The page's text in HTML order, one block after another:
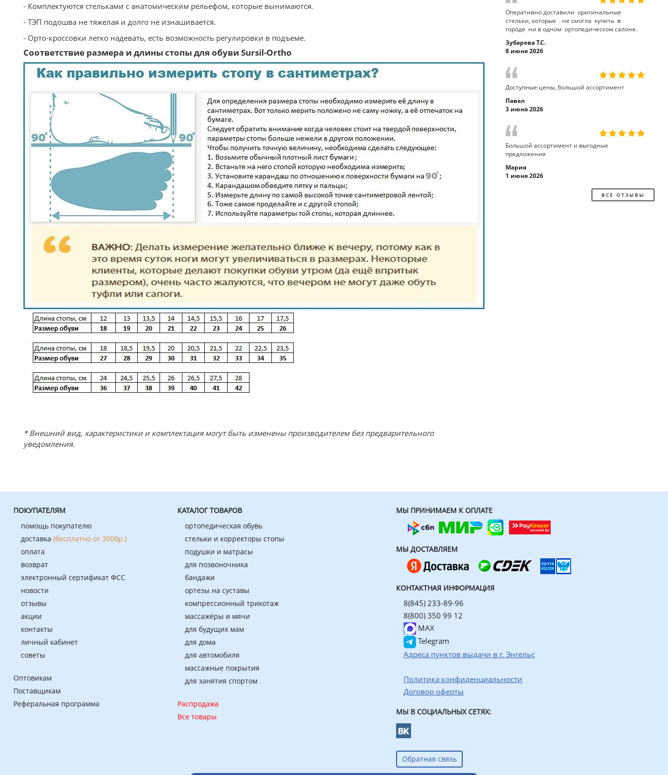
- Комплектуются стельками с анатомическим рельефом, которые вынимаются.
- ТЭП подошва не тяжелая и долго не изнашивается.
- Орто-кроссовки легко надевать, есть возможность регулировки в подъеме.
Соответствие размера и длины стопы для обуви Sursil-Ortho
* Внешний вид, характеристики и комплектация могут быть изменены производителем без предварительного
уведомления.
Оперативно доставили оригинальные
стельки, которые не смогла купить в
городе ни в одном ортопедическом салоне.
Зубарева Т.С.
8 июня 2026
Доступные цены, большой ассортимент
Павел
3 июня 2026
Большой ассортимент и выгодные
предложения
Мария
1 июня 2026
ВСЕ ОТЗЫВЫ
ПОКУПАТЕЛЯМ
помощь покупателю
доставка (бесплатно от 3000р.)
оплата
возврат
электронный сертификат ФСС
новости
отзывы
акции
контакты
личный кабинет
советы
Оптовикам
Поставщикам
Реферальная программа
КАТАЛОГ ТОВАРОВ
ортопедическая обувь
стельки и корректоры стопы
подушки и матрасы
для позвоночника
бандажи
ортезы на суставы
компрессионный трикотаж
массажёры и мячи
для будущих мам
для дома
для автомобиля
массажные покрытия
для занятия спортом
Распродажа
Все товары
МЫ ПРИНИМАЕМ К ОПЛАТЕ
МЫ ДОСТАВЛЯЕМ
КОНТАКТНАЯ ИНФОРМАЦИЯ
8(845) 233-89-96
8(800) 350 99 12
MAX
Telegram
Адреса пунктов выдачи в г. Энгельс
Политика конфиденциальности
Договор оферты
МЫ В СОЦИАЛЬНЫХ СЕТЯХ:
Обратная связь